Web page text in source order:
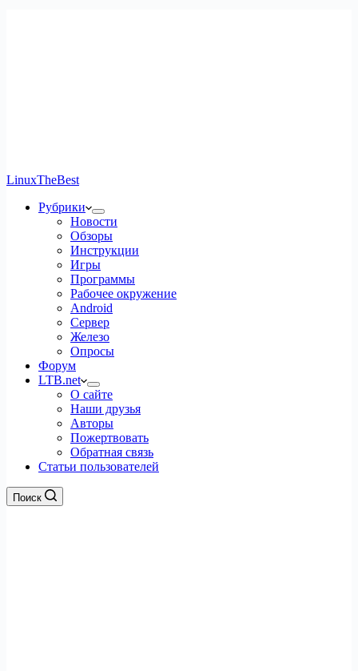
LinuxTheBest
Рубрики
Новости
Обзоры
Инструкции
Игры
Программы
Рабочее окружение
Android
Сервер
Железо
Опросы
Форум
LTB.net
О сайте
Наши друзья
Авторы
Пожертвовать
Обратная связь
Статьи пользователей
Поиск